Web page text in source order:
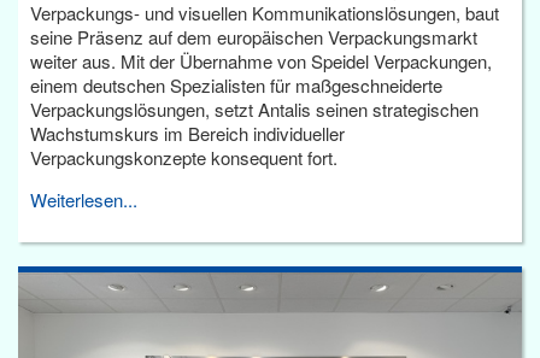
Verpackungs- und visuellen Kommunikationslösungen, baut
seine Präsenz auf dem europäischen Verpackungsmarkt
weiter aus. Mit der Übernahme von Speidel Verpackungen,
einem deutschen Spezialisten für maßgeschneiderte
Verpackungslösungen, setzt Antalis seinen strategischen
Wachstumskurs im Bereich individueller
Verpackungskonzepte konsequent fort.
Weiterlesen...